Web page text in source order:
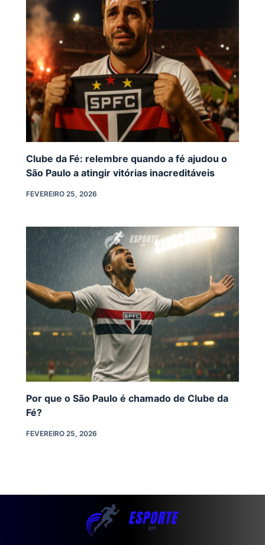
Clube da Fé: relembre quando a fé ajudou o
São Paulo a atingir vitórias inacreditáveis
FEVEREIRO 25, 2026
Por que o São Paulo é chamado de Clube da
Fé?
FEVEREIRO 25, 2026